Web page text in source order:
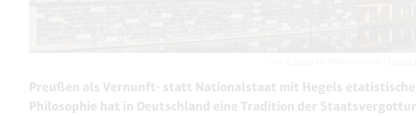
Preußen als Vernunft- statt Nationalstaat mit Hegels
Philosophie hat in Deutschland eine Tradition der